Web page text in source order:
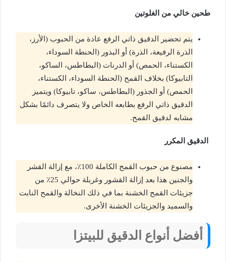
طحين خالي من الغلوتين
يتم تحضير الدقيق ذاتي الرفع عادة من الحبوب (الأرز،
الذرة الرفيعة، الذرة) أو البذور (الحنطة السوداء،
الكستناء، الحمص) أو الدرنات (البطاطس، الساكو،
التابيوكا) بخلاف القمح (الحنطة السوداء، الكستناء،
الحمص) أو الجذور (البطاطس، ساكو، تابيوكا) ويتميز
الدقيق ذاتي الرفع بطابعه الخاص ولا يتصرف دائمًا بشكل
مشابه لدقيق القمح.
الدقيق المكرر
مصنوع من حبوب القمح الكاملة 100٪، مع إزالة القشر
والجنين هذا بعد إزالة القشور وغربلة حوالي 25٪ من
جزيئات القمح الخشنة بما في ذلك النخالة والقمح النابت
والسميد والجزيئات الخشنة الأخرى.
أفضل أنواع الدقيق للبيتزا